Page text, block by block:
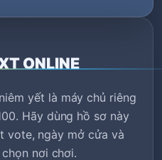
ONLINE
yết là máy chủ riêng
Hãy dùng hồ sơ này
vote, ngày mở cửa và
nơi chơi.